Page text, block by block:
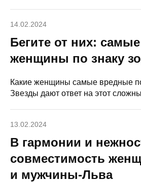
14.02.2024
Бегите от них:
женщины по знаку
Какие женщины самые вредные
Звезды дают ответ на этот
13.02.2024
В гармонии и
совместимость
и мужчины-Льва